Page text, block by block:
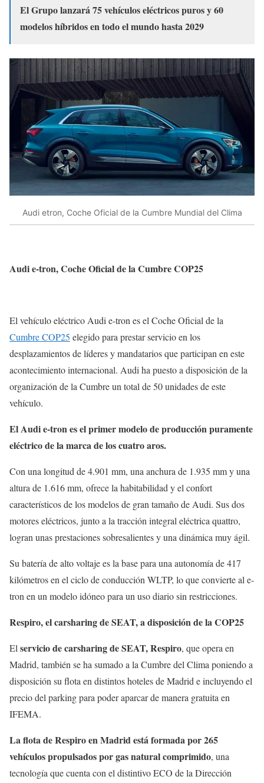
El Grupo lanzará 75 vehículos eléctricos puros y 60
modelos híbridos en todo el mundo hasta 2029
Audi etron, Coche Oficial de la Cumbre Mundial del Clima
Audi e-tron, Coche Oficial de la Cumbre COP25
El vehículo eléctrico Audi e-tron es el Coche Oficial de la
Cumbre COP25 elegido para prestar servicio en los
desplazamientos de líderes y mandatarios que participan en este
acontecimiento internacional. Audi ha puesto a disposición de la
organización de la Cumbre un total de 50 unidades de este
vehículo.
El Audi e-tron es el primer modelo de producción puramente
eléctrico de la marca de los cuatro aros.
Con una longitud de 4.901 mm, una anchura de 1.935 mm y una
altura de 1.616 mm, ofrece la habitabilidad y el confort
característicos de los modelos de gran tamaño de Audi. Sus dos
motores eléctricos, junto a la tracción integral eléctrica quattro,
logran unas prestaciones sobresalientes y una dinámica muy ágil.
Su batería de alto voltaje es la base para una autonomía de 417
kilómetros en el ciclo de conducción WLTP, lo que convierte al e-
tron en un modelo idóneo para un uso diario sin restricciones.
Respiro, el carsharing de SEAT, a disposición de la COP25
El servicio de carsharing de SEAT, Respiro, que opera en
Madrid, también se ha sumado a la Cumbre del Clima poniendo a
disposición su flota en distintos hoteles de Madrid e incluyendo el
precio del parking para poder aparcar de manera gratuita en
IFEMA.
La flota de Respiro en Madrid está formada por 265
vehículos propulsados por gas natural comprimido, una
tecnología que cuenta con el distintivo ECO de la Dirección